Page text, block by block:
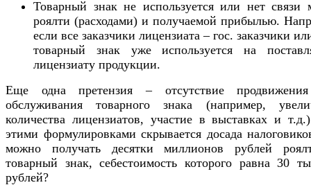
Товарный знак не используется или нет связи
роялти (расходами) и получаемой прибылью.
если все заказчики лицензиата – гос. заказчики
товарный знак уже используется на
лицензиату продукции.
Еще одна претензия – отсутствие
обслуживания товарного знака (например,
количества лицензиатов, участие в выставках и
этими формулировками скрывается досада
можно получать десятки миллионов рублей
товарный знак, себестоимость которого равна 30
рублей?